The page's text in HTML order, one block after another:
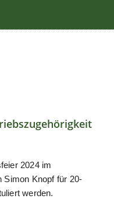
2024 im
Simon Knopf für 20-
werden.